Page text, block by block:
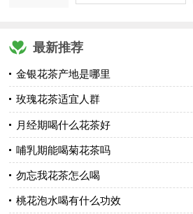
最新推荐
金银花茶产地是哪里
玫瑰花茶适宜人群
月经期喝什么花茶好
哺乳期能喝菊花茶吗
勿忘我花茶怎么喝
桃花泡水喝有什么功效